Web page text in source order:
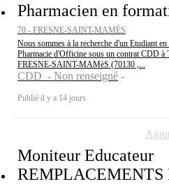
Pharmacien en
70 - FRESNE-SAINT-MAMÈS
Nous sommes à la recherche d'un Etudiant
Pharmacie d'Officine sous un contrat CDD à
FRESNE-SAINT-MAMèS (70130 ,...
CDD - Non renseigné
Publié il y a 14 jours
Moniteur Educateur
REMPLACEMENTS